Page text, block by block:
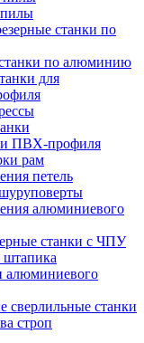
пилы
станки по
по алюминию
для
ПВХ-профиля
рам
петель
алюминиевого
станки с ЧПУ
штапика
алюминиевого
сверлильные станки
строп